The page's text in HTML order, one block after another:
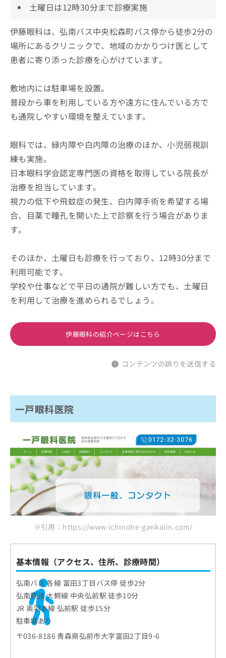
土曜日は12時30分まで診療実施
伊藤眼科は、弘南バス中央松森町バス停から徒歩2分の
場所にあるクリニックで、地域のかかりつけ医として
患者に寄り添った診療を心がけています。
敷地内には駐車場を設置。
普段から車を利用している方や遠方に住んでいる方で
も通院しやすい環境を整えています。
眼科では、緑内障や白内障の治療のほか、小児弱視訓
練も実施。
日本眼科学会認定専門医の資格を取得している院長が
治療を担当しています。
視力の低下や飛蚊症の発生、白内障手術を希望する場
合、目薬で瞳孔を開いた上で診察を行う場合がありま
す。
そのほか、土曜日も診療を行っており、12時30分まで
利用可能です。
学校や仕事などで平日の通院が難しい方でも、土曜日
を利用して治療を進められるでしょう。
伊藤眼科の紹介ページはこちら
コンテンツの誤りを送信する
一戸眼科医院
※引用：https://www.ichinohe-gankaiin.com/
基本情報（アクセス、住所、診療時間）
弘南バス 各線 富田3丁目バス停 徒歩2分
弘南鉄道 大鰐線 中央弘前駅 徒歩10分
JR 奥羽本線 弘前駅 徒歩15分
駐車場あり
〒036-8186 青森県弘前市大字富田2丁目9-6